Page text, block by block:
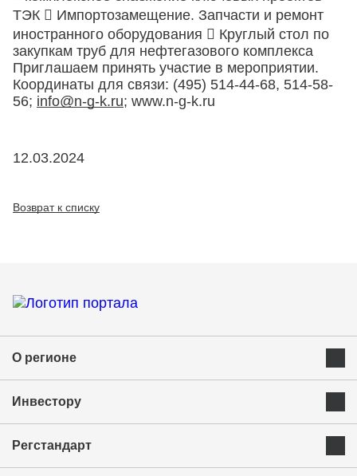
ТЭК  Импортозамещение. Запчасти и ремонт
иностранного оборудования  Круглый стол по
закупкам труб для нефтегазового комплекса
Приглашаем принять участие в мероприятии.
Координаты для связи: (495) 514-44-68, 514-58-
56; info@n-g-k.ru; www.n-g-k.ru
12.03.2024
Возврат к списку
О регионе
Экономика и ресурсы
Успешные бренды Курганской области
Инвестору
Приоритетные инвестиционные направления
Регстандарт